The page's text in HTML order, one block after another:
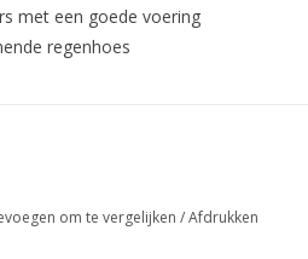
met een goede voering
regenhoes
om te vergelijken /Afdrukken